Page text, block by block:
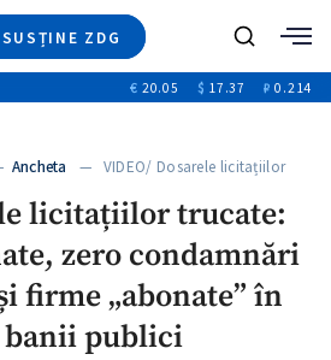
SUSȚINE ZDG
Ştiri
Video
Special
Blog
ZdGust
€ 20.05 $ 17.37 ₽ 0.214
Ancheta
— VIDEO/ Dosarele licitațiilor
licitațiilor trucate:
zero condamnări
firme „abonate” în
publici